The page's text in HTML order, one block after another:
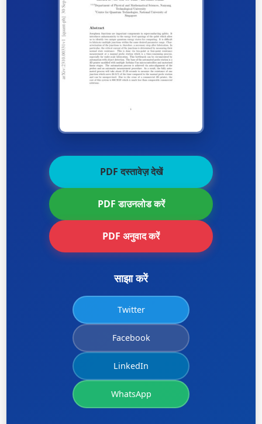
PDF दस्तावेज़ देखें
PDF डाउनलोड करें
PDF अनुवाद करें
साझा करें
Twitter
Facebook
LinkedIn
WhatsApp